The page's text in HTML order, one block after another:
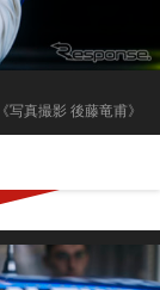
《写真撮影 後藤竜甫》